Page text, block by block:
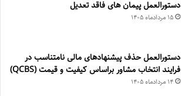
دستورالعمل پیمان های فاقد تعدیل
۱۵ مرداد‌ماه ۱۴۰۵
دستورالعمل حذف پيشنهادهای مالی نامتناسب در
فرايند انتخاب مشاور براساس كيفيت و قيمت (QCBS)
۱۴ مرداد‌ماه ۱۴۰۵